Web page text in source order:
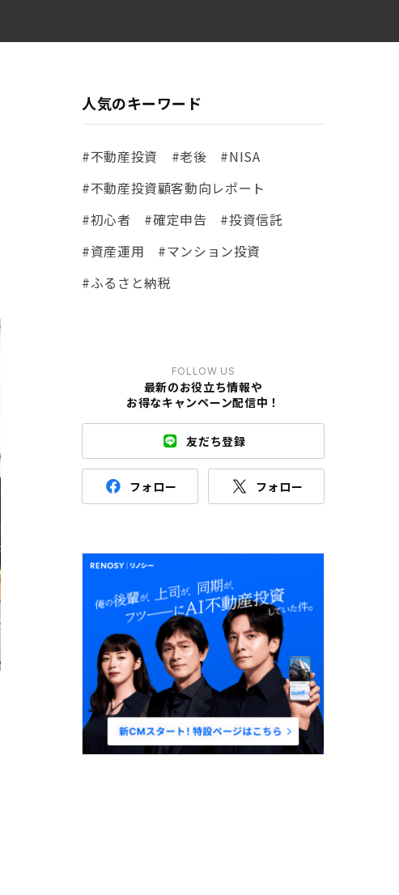
人気のキーワード
#不動産投資 #老後
#NISA
#不動産投資顧客動向レポート
#初心者
#確定申告
#投資信託
#資産運用
#マンション投資
#ふるさと納税
FOLLOW US
最新のお役立ち情報や
お得なキャンペーン配信中！
友だち登録
フォロー フォロー